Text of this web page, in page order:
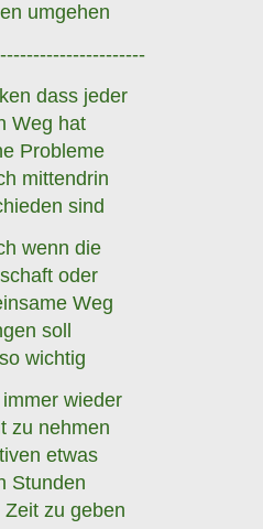
umgehen
dass jeder
Weg hat
Probleme
mittendrin
sind
wenn die
oder
Weg
soll
wichtig
wieder
zu nehmen
etwas
Stunden
zu geben